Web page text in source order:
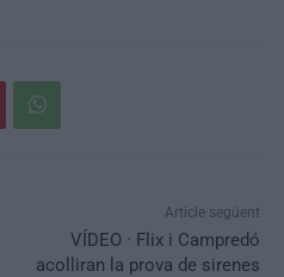
Article següent
VÍDEO · Flix i Campredó
acolliran la prova de sirenes